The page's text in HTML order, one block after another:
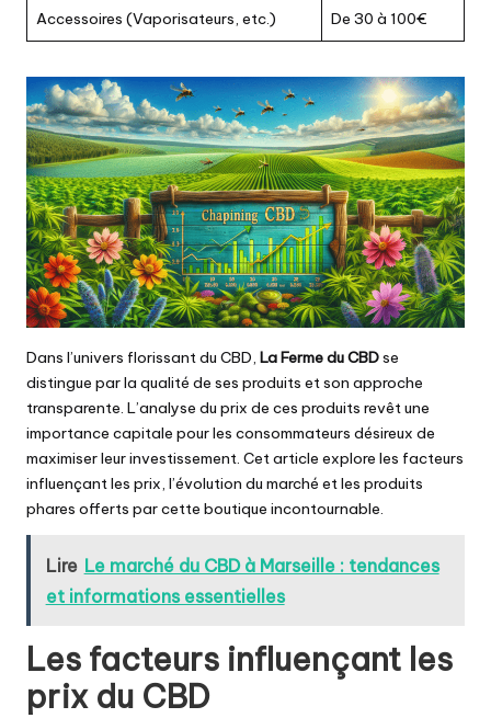
Accessoires (Vaporisateurs, etc.) De 30 à 100€
Dans l’univers florissant du CBD, La Ferme du CBDse
distingue par la qualité de ses produits et son approche
transparente. L’analyse du prix de ces produits revêt une
importance capitale pour les consommateurs désireux de
maximiser leur investissement. Cet article explore les facteurs
influençant les prix, l’évolution du marché et les produits
phares offerts par cette boutique incontournable.
Lire Le marché du CBD à Marseille : tendances
et informations essentielles
Les facteurs influençant les
prix du CBD